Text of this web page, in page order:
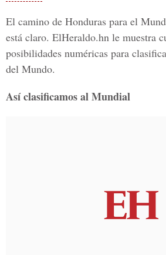
El camino de Honduras para el
está claro. ElHeraldo.hn le muestra
posibilidades numéricas para
del Mundo.
Así clasificamos al Mundial